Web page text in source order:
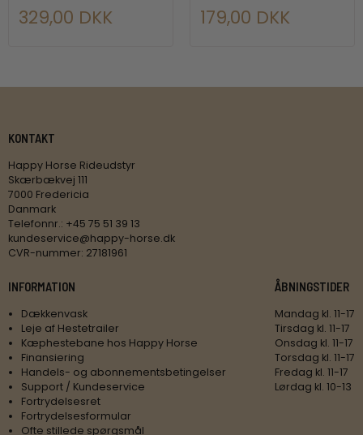
329,00 DKK 179,00 DKK
KONTAKT
Happy Horse Rideudstyr
Skærbækvej 111
7000 Fredericia
Danmark
Telefonnr.: +45 75 51 39 13
kundeservice@happy-horse.dk
CVR-nummer: 27181961
INFORMATION
Dækkenvask
Leje af Hestetrailer
Kæphestebane hos Happy Horse
Finansiering
Handels- og abonnementsbetingelser
Support / Kundeservice
Fortrydelsesret
Fortrydelsesformular
Ofte stillede spørgsmål
ÅBNINGSTIDER
Mandag kl. 11-17
Tirsdag kl. 11-17
Onsdag kl. 11-17
Torsdag kl. 11-17
Fredag kl. 11-17
Lørdag kl. 10-13